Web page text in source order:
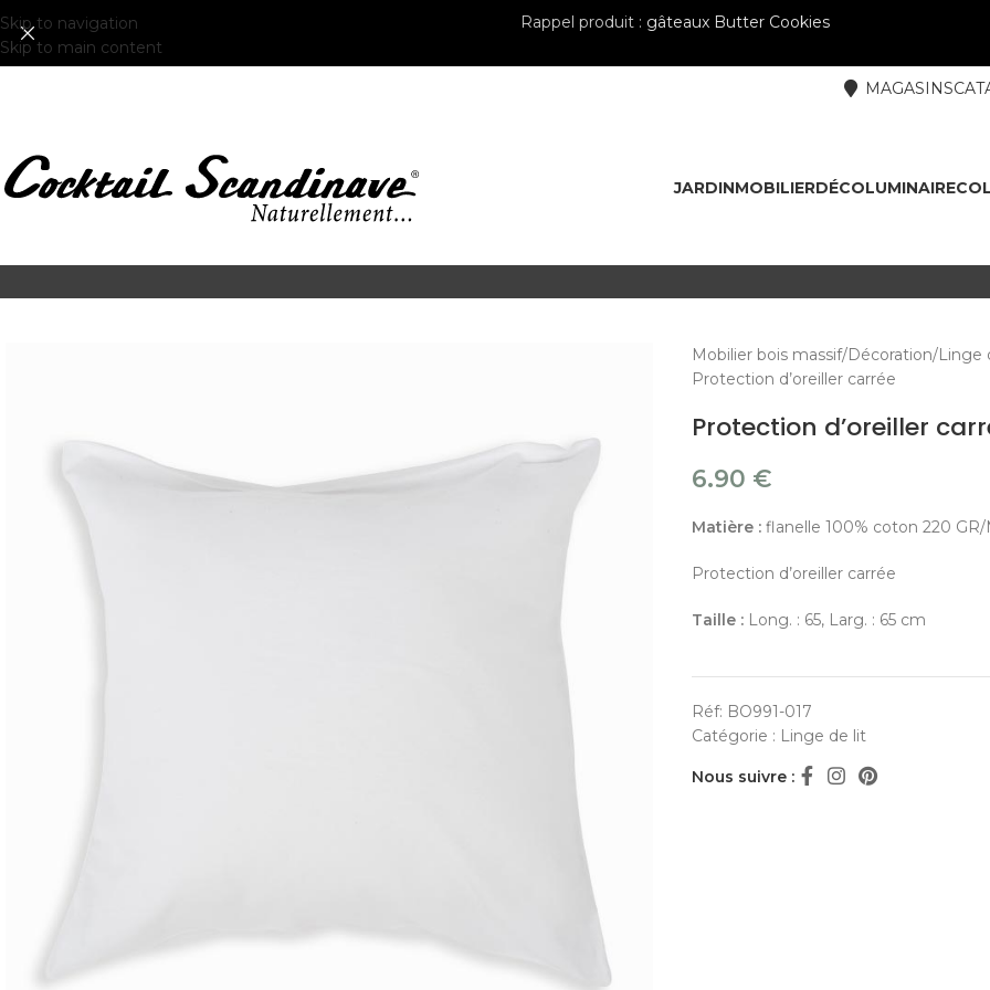
Skip to navigation
Skip to main content
Rappel produit : gâteaux Butter Cookies
MAGASINS
JARDINMOBILIERDÉCOLUMINAIRE
Mobilier bois massif Décoration Linge
Protection d’oreiller carrée
Protection d’oreiller
6.90 €
Matière :flanelle 100% coton 220 GR/
Protection d’oreiller carrée
Taille :Long. : 65, Larg. : 65 cm
Réf: BO991-017
Catégorie : Linge de lit
Nous suivre :